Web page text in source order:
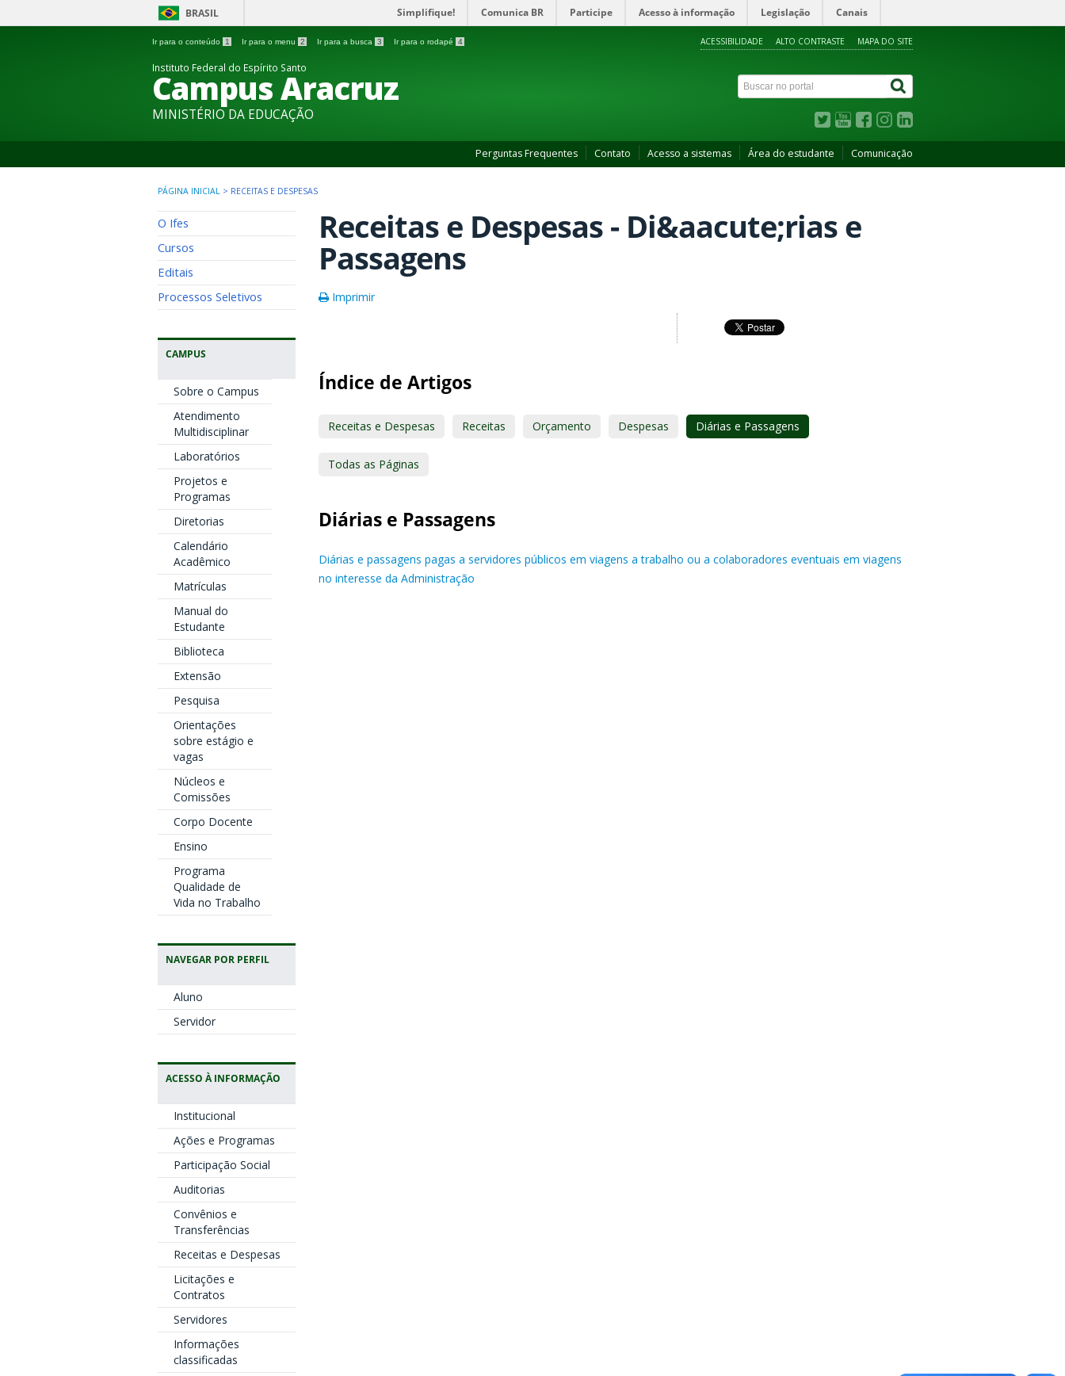
BRASIL Simplifique! Comunica BR Participe Acesso à informação Legislação Canais
Ir para o conteúdo 1 Ir para o menu 2 Ir para a busca 3 Ir para o rodapé 4 ACESSIBILIDADE ALTO CONTRASTE MAPA DO SITE
Instituto Federal do Espírito Santo
Campus Aracruz
MINISTÉRIO DA EDUCAÇÃO
Perguntas Frequentes Contato Acesso a sistemas Área do estudante Comunicação
PÁGINA INICIAL > RECEITAS E DESPESAS
O Ifes
Cursos
Editais
Processos Seletivos
CAMPUS
Sobre o Campus
Atendimento
Multidisciplinar
Laboratórios
Projetos e
Programas
Diretorias
Calendário
Acadêmico
Matrículas
Manual do
Estudante
Biblioteca
Extensão
Pesquisa
Orientações
sobre estágio e
vagas
Núcleos e
Comissões
Corpo Docente
Ensino
Programa
Qualidade de
Vida no Trabalho
NAVEGAR POR PERFIL
Aluno
Servidor
ACESSO À INFORMAÇÃO
Institucional
Ações e Programas
Participação Social
Auditorias
Convênios e
Transferências
Receitas e Despesas
Licitações e
Contratos
Servidores
Informações
classificadas
Receitas e Despesas - Di&aacute;rias e
Passagens
Imprimir
Índice de Artigos
Receitas e Despesas Receitas Orçamento Despesas Diárias e Passagens
Todas as Páginas
Diárias e Passagens
Diárias e passagens pagas a servidores públicos em viagens a trabalho ou a colaboradores eventuais em viagens
no interesse da Administração